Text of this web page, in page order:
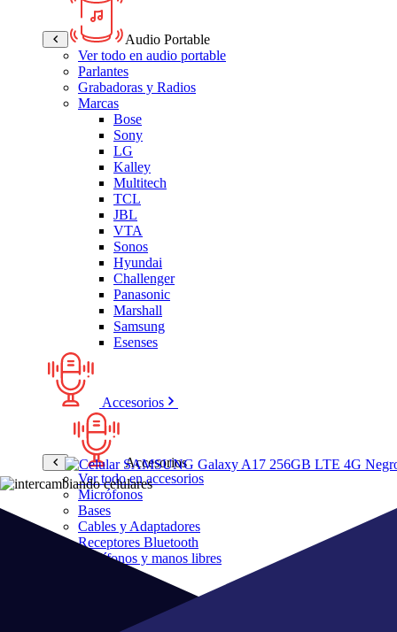
Audio Portable
Ver todo en audio portable
Parlantes
Grabadoras y Radios
Marcas
Bose
Sony
LG
Kalley
Multitech
TCL
JBL
VTA
Sonos
Hyundai
Challenger
Panasonic
Marshall
Samsung
Esenses
Accesorios
Accesorios
Ver todo en accesorios
Micrófonos
Bases
Cables y Adaptadores
Receptores Bluetooth
Audífonos y manos libres